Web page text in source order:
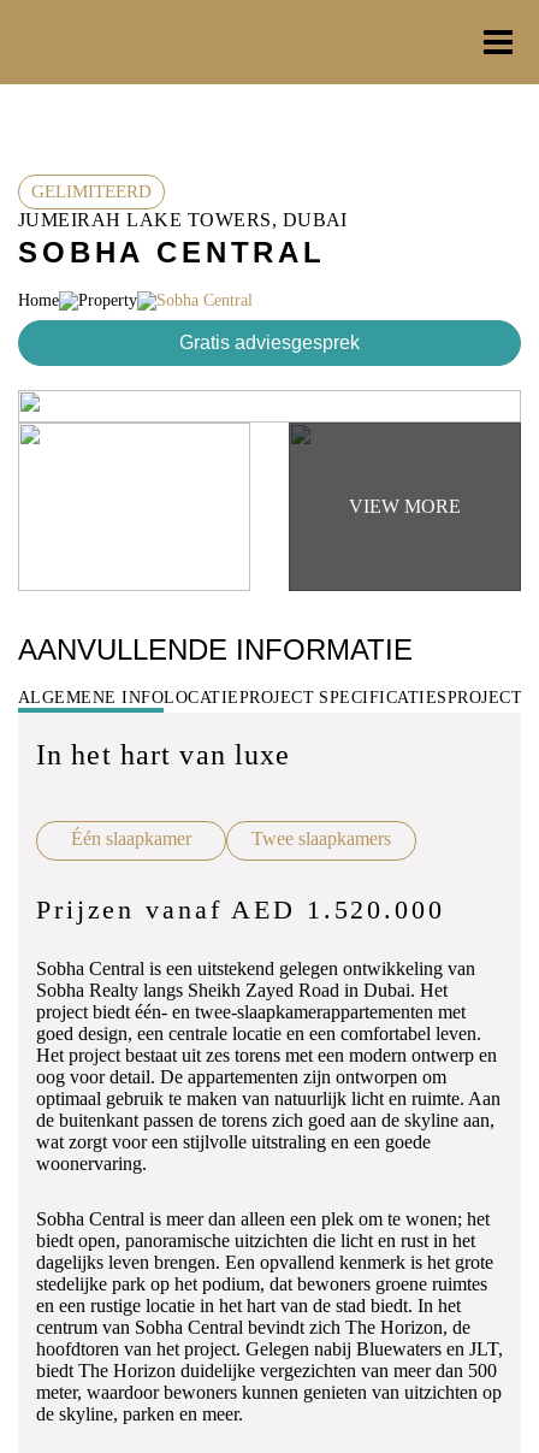
GELIMITEERD
JUMEIRAH LAKE TOWERS, DUBAI
SOBHA CENTRAL
Home Property Sobha Central
Gratis adviesgesprek
AANVULLENDE INFORMATIE
ALGEMENE INFOLOCATIEPROJECT SPECIFICATIESPROJECT
In het hart van luxe
Één slaapkamer Twee slaapkamers
Prijzen vanaf AED 1.520.000
Sobha Central is een uitstekend gelegen ontwikkeling van
Sobha Realty langs Sheikh Zayed Road in Dubai. Het
project biedt één- en twee-slaapkamerappartementen met
goed design, een centrale locatie en een comfortabel leven.
Het project bestaat uit zes torens met een modern ontwerp en
oog voordetail. De appartementen zijn ontworpen om
optimaal gebruik te maken van natuurlijk licht en ruimte. Aan
de buitenkant passen de torens zich goed aan de skyline aan,
wat zorgt vooreen stijlvolle uitstraling en een goede
woonervaring.
Sobha Central is meerdan alleen een plek om te wonen; het
biedt open, panoramische uitzichten die licht en rust in het
dagelijks leven brengen. Een opvallend kenmerk is het grote
stedelijke park op het podium, dat bewoners groene ruimtes
en een rustige locatie in het hart van de stad biedt. In het
centrum van Sobha Central bevindt zich The Horizon, de
hoofdtoren van het project. Gelegen nabij Bluewaters en JLT,
biedt The Horizon duidelijke vergezichten van meerdan 500
meter, waardoorbewoners kunnen genieten van uitzichten op
de skyline, parken en meer.